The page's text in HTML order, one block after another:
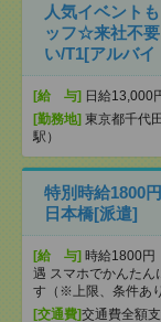
人気イベント
ッフ☆来社不
い/T1[アルバイ
[給 与] 日給13,000
[勤務地] 東京都千代
駅）
特別時給1800
日本橋[派遣]
[給 与] 時給1800
遇 スマホでかんたん
す（※上限、条件あり
[交通費]交通費全額